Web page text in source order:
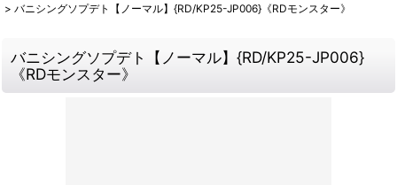
> バニシングソプデト【ノーマル】{RD/KP25-JP006}《RDモンスター》
バニシングソプデト【ノーマル】{RD/KP25-JP006}
《RDモンスター》